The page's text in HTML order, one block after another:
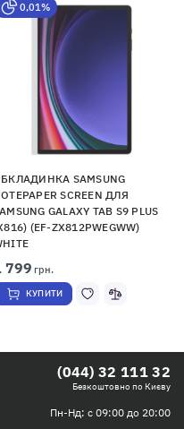
0,01%
SAMSUNG
SCREEN ДЛЯ
GALAXY TAB S9 PLUS
(EF-ZX812PWEGWW)
799 грн.
КУПИТИ
(044) 32 111 32
Безкоштовно по Києву
Пн-Нд: с 09:00 до 20:00